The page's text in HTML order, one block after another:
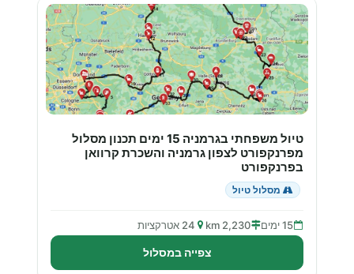
טיול משפחתי בגרמניה 15 ימים תכנון מסלול
מפרנקפורט לצפון גרמניה והשכרת קרוואן
בפרנקפורט
מסלול טיול
15 ימים 2,230 km 24 אטרקציות
צפייה במסלול